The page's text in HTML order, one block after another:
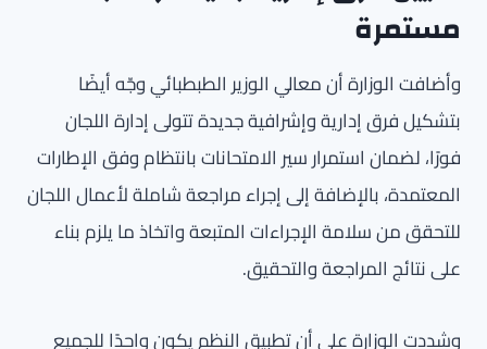
مستمرة
وأضافت الوزارة أن معالي الوزير الطبطبائي وجّه أيضًا
بتشكيل فرق إدارية وإشرافية جديدة تتولى إدارة اللجان
فورًا، لضمان استمرار سير الامتحانات بانتظام وفق الإطارات
المعتمدة، بالإضافة إلى إجراء مراجعة شاملة لأعمال اللجان
للتحقق من سلامة الإجراءات المتبعة واتخاذ ما يلزم بناء
على نتائج المراجعة والتحقيق.
وشددت الوزارة على أن تطبيق النظم يكون واحدًا للجميع